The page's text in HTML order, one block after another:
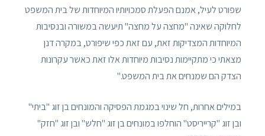
שפורט לעיל, אמנם הפעלת סמכויותיו המיוחדות של בית המשפט
לחלוקה שאינה "מחצה על מחצה" תיעשה במשורה ובנסיבות
המיוחדות המצדיקות זאת, עם זאת כפי שיפורט, במקרה דנן
מצאתי כי מתקיימות נסיבות מיוחדות אלו זאת כאשר עקרונות
הצדק הם שמנחים את בית המשפט."
במילים אחרות, חל שינוי במגמת הפסיקה והמונחים בן זוג "ביתי"
ובן זוג "קרייריסט" הוחלפו במונחים בן זוג "חלש" ובן זוג "חזק"